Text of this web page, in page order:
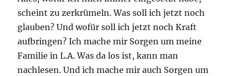
scheint zu zerkrümeln. Was soll ich jetzt noch
glauben? Und wofür soll ich jetzt noch Kraft
aufbringen? Ich mache mir Sorgen um meine
Familie in L.A. Was da los ist, kann man
nachlesen. Und ich mache mir auch Sorgen um